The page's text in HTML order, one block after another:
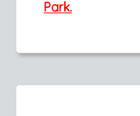
Park.